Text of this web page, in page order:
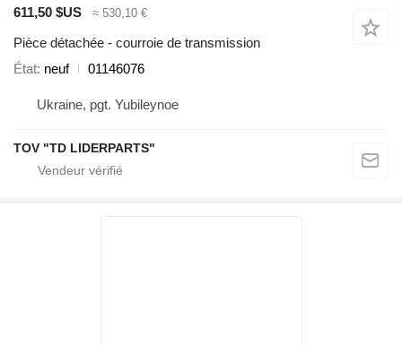
611,50 $US ≈ 530,10 €
Pièce détachée - courroie de transmission
État neuf 01146076
Ukraine, pgt. Yubileynoe
TOV "TD LIDERPARTS"